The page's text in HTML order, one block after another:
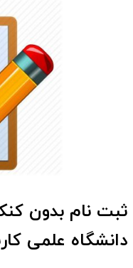
ثبت نام بدون
دانشگاه علمی